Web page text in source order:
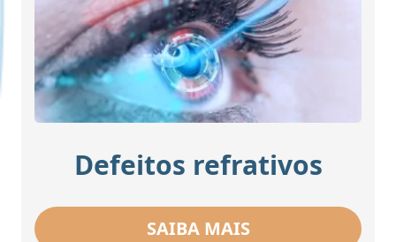
Defeitos refrativos
SAIBA MAIS